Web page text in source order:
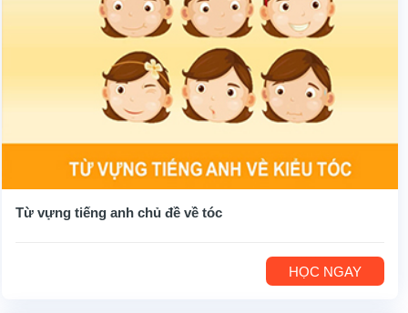
Từ vựng tiếng anh chủ đề về tóc
HỌC NGAY